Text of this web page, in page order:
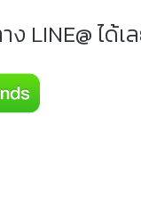
ง LINE@ ได้เ